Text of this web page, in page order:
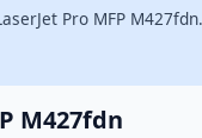
Pro MFP M427fdn.
M427fdn